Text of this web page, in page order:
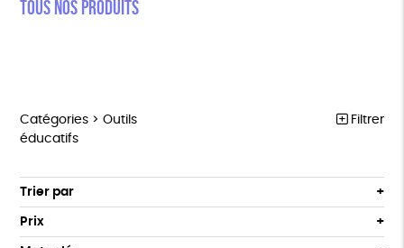
Tous nos produits
Catégories > Outils
éducatifs
Filtrer
MARCHE POUR LA FERMETURE DES ABATTOIRS
OUTILS MILITANTS
TRACTS
Trier par
Par défaut
Popularité
Prix
Tous